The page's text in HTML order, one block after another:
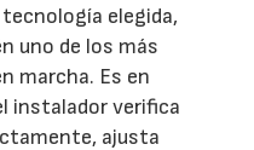
elegida,
uno de los más
marcha. Es en
instalador verifica
ajusta